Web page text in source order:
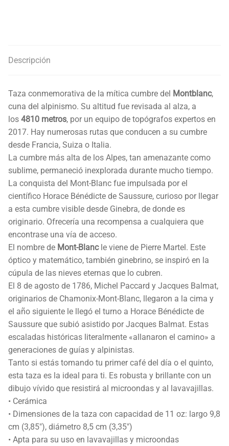
Descripción
Taza conmemorativa de la mítica cumbre del Montblanc,
cuna del alpinismo. Su altitud fue revisada al alza, a
los 4810 metros, por un equipo de topógrafos expertos en
2017. Hay numerosas rutas que conducen a su cumbre
desde Francia, Suiza o Italia.
La cumbre más alta de los Alpes, tan amenazante como
sublime, permaneció inexplorada durante mucho tiempo.
La conquista del Mont-Blanc fue impulsada por el
científico Horace Bénédicte de Saussure, curioso por llegar
a esta cumbre visible desde Ginebra, de donde es
originario. Ofrecería una recompensa a cualquiera que
encontrase una vía de acceso.
El nombre de Mont-Blancle viene de Pierre Martel. Este
óptico y matemático, también ginebrino, se inspiró en la
cúpula de las nieves eternas que lo cubren.
El 8 de agosto de 1786, Michel Paccard y Jacques Balmat,
originarios de Chamonix-Mont-Blanc, llegaron a la cima y
el año siguiente le llegó el turno a Horace Bénédicte de
Saussure que subió asistido por Jacques Balmat. Estas
escaladas históricas literalmente «allanaron el camino» a
generaciones de guías y alpinistas.
Tanto si estás tomando tu primer café del día o el quinto,
esta taza es la ideal para ti. Es robusta y brillante con un
dibujo vívido que resistirá al microondas y al lavavajillas.
• Cerámica
• Dimensiones de la taza con capacidad de 11 oz: largo 9,8
cm (3,85″), diámetro 8,5 cm (3,35″)
• Apta para su uso en lavavajillas y microondas